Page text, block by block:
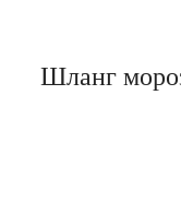
Шланг